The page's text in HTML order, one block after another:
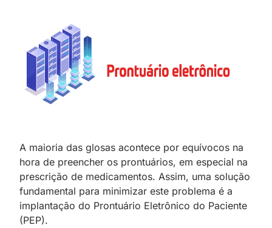
A maioria das glosas acontece por equívocos na
hora de preencher os prontuários, em especial na
prescrição de medicamentos. Assim, uma solução
fundamental para minimizar este problema é a
implantação do Prontuário Eletrônico do Paciente
(PEP).